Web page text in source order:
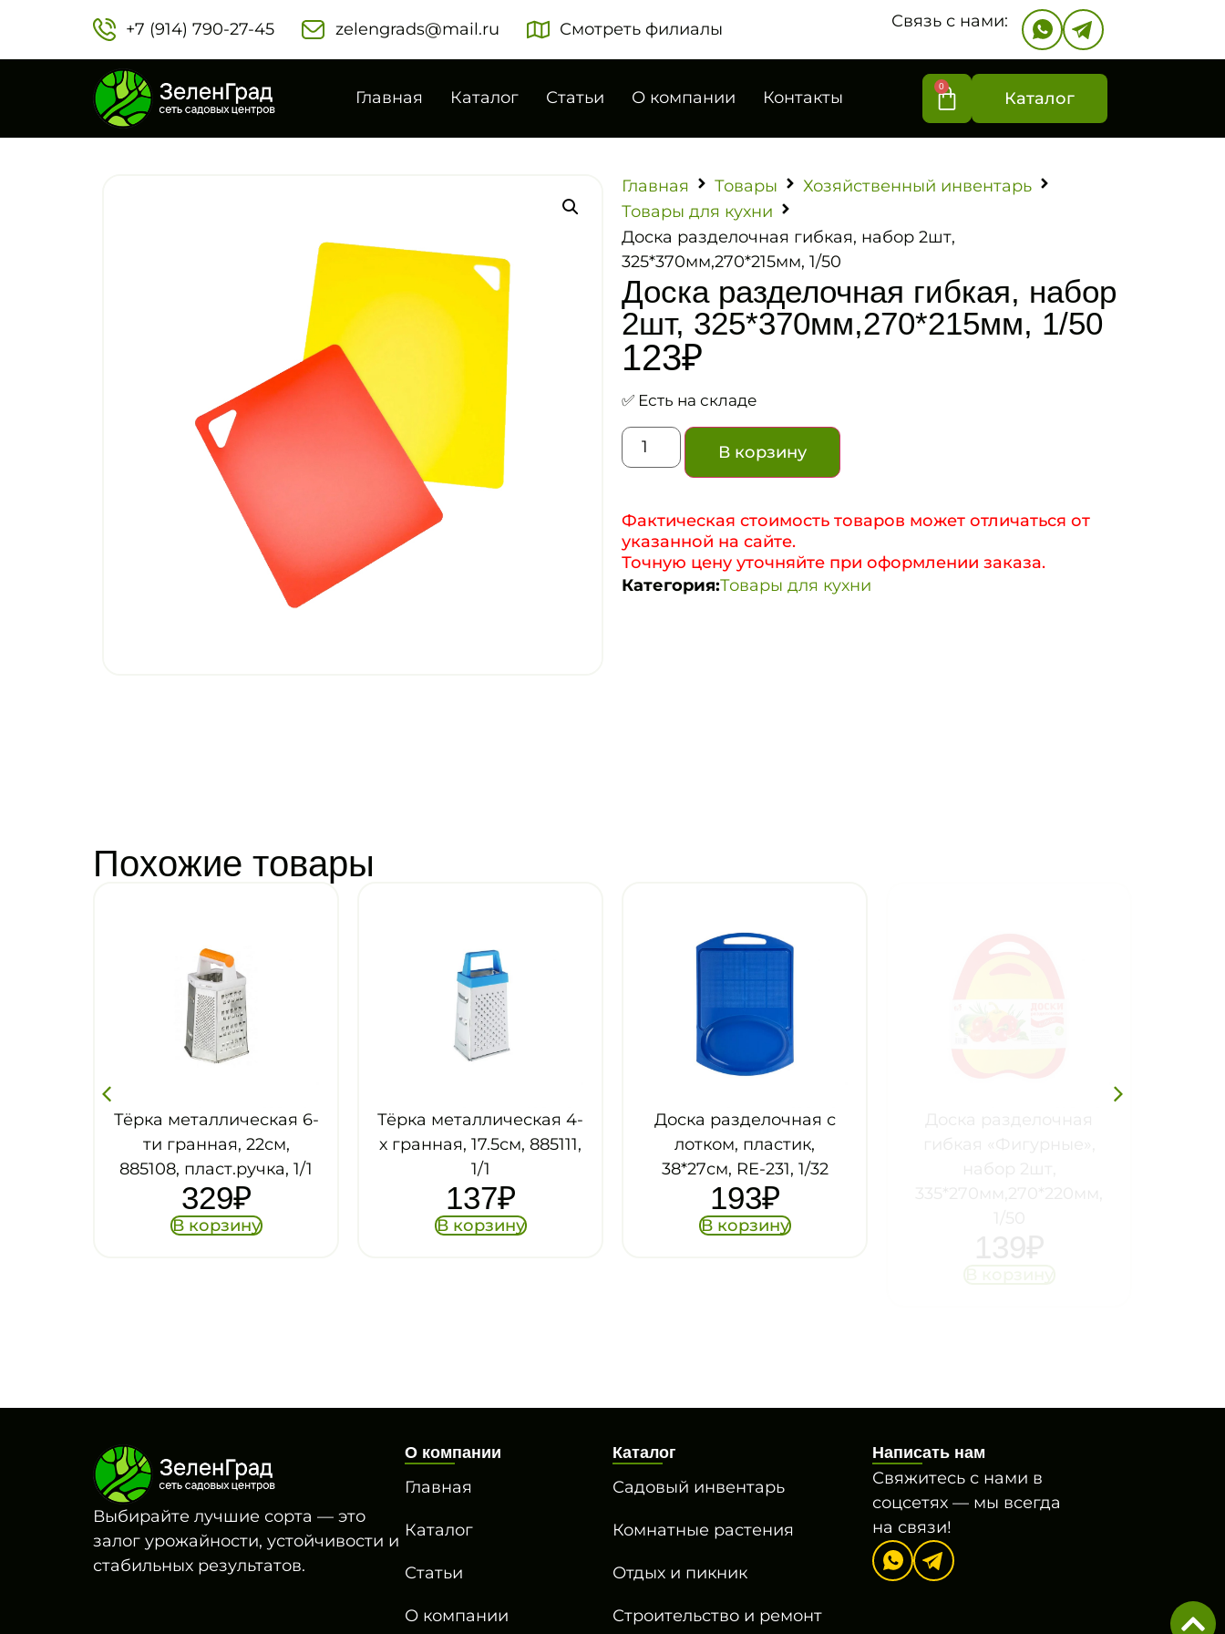
+7 (914) 790-27-45‬ zelengrads@mail.ru Смотреть филиалы Связь с нами:
Главная Каталог Статьи О компании Контакты
0
Каталог
Главная Товары
Хозяйственный инвентарь
Товары для кухни
Доска разделочная гибкая, набор 2шт,
325*370мм,270*215мм, 1/50
Доска разделочная гибкая, набор
2шт, 325*370мм,270*215мм, 1/50
123₽
✅ Есть на складе
В корзину
Фактическая стоимость товаров может отличаться от
указанной на сайте.
Точную цену уточняйте при оформлении заказа.
Категория:Товары для кухни
Похожие товары
Тёрка металлическая 6-
ти гранная, 22см,
885108, пласт.ручка, 1/1
329₽
В корзину
Тёрка металлическая 4-
х гранная, 17.5см, 885111,
1/1
137₽
В корзину
Доска разделочная с
лотком, пластик,
38*27см, RE-231, 1/32
193₽
В корзину
Выбирайте лучшие сорта — это
залог урожайности, устойчивости и
стабильных результатов.
О компании
Главная
Каталог
Статьи
О компании
Каталог
Садовый инвентарь
Комнатные растения
Отдых и пикник
Строительство и ремонт
Написать нам
Свяжитесь с нами в
соцсетях — мы всегда
на связи!